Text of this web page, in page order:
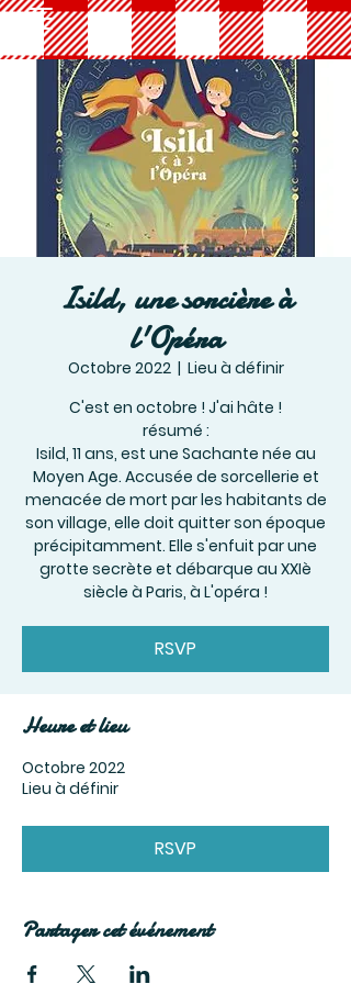
Isild, une sorcière à
l'Opéra
Octobre 2022
  |
Lieu à définir
C'est en octobre ! J'ai hâte !
résumé :
Isild, 11 ans, est une Sachante née au
Moyen Age. Accusée de sorcellerie et
menacée de mort par les habitants de
son village, elle doit quitter son époque
précipitamment. Elle s'enfuit par une
grotte secrète et débarque au XXIè
siècle à Paris, à L'opéra !
RSVP
Heure et lieu
Octobre 2022
Lieu à définir
RSVP
Partager cet événement